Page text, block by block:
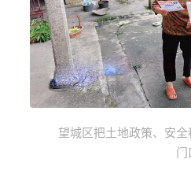
望城区把土地政策、安
门